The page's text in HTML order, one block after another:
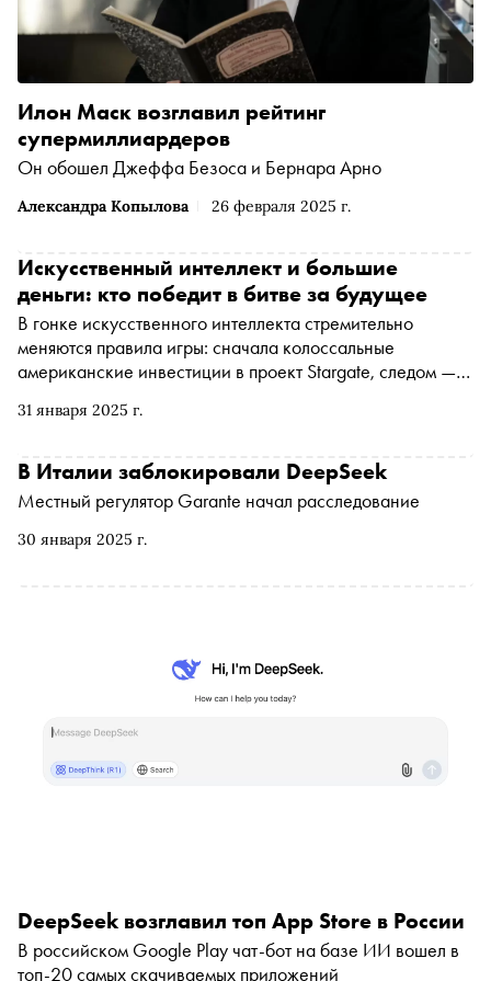
Александра Копылова 26 февраля 2025 г.
Илон Маск возглавил рейтинг
супермиллиардеров
Он обошел Джеффа Безоса и Бернара Арно
31 января 2025 г.
Искусственный интеллект и большие
деньги: кто победит в битве за будущее
В гонке искусственного интеллекта стремительно
меняются правила игры: сначала колоссальные
американские инвестиции в проект Stargate, следом —
DeepSeek. Так каким будет будущее ИИ? Российский
Института AIRI Иван Оселедец рассказал «Снобу», как
ИИ перестраивает глобальную экономику и куда нас
ведет эра высоких вычислений
30 января 2025 г.
В Италии заблокировали DeepSeek
Местный регулятор Garante начал расследование
DeepSeek возглавил топ App Store в России
В российском Google Play чат-бот на базе ИИ вошел в
топ-20 самых скачиваемых приложений